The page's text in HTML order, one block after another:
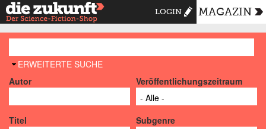
LOGIN MAGAZIN
AUSBLENDEN
ERWEITERTE SUCHE
Autor
Veröffentlichungszeitraum
Titel Subgenre